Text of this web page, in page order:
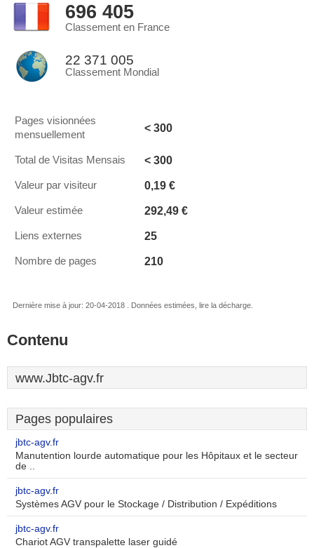
696 405
Classement en France
22 371 005
Classement Mondial
Pages visionnées
mensuellement
< 300
Total de Visitas Mensais < 300
Valeur par visiteur 0,19 €
Valeur estimée 292,49 €
Liens externes 25
Nombre de pages 210
Dernière mise à jour: 20-04-2018 . Données estimées, lire la décharge.
Contenu
www.Jbtc-agv.fr
Pages populaires
jbtc-agv.fr
Manutention lourde automatique pour les Hôpitaux et le secteur
de ..
jbtc-agv.fr
Systèmes AGV pour le Stockage / Distribution / Expéditions
jbtc-agv.fr
Chariot AGV transpalette laser guidé